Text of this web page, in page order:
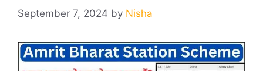
September 7, 2024 by Nisha